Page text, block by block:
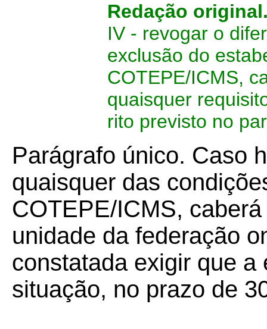
Redação
IV - revogar o
exclusão do
COTEPE/ICMS,
quaisquer
rito previsto no
Parágrafo único. Caso
quaisquer das
COTEPE/ICMS,
unidade da federação
constatada exigir que
situação, no prazo de